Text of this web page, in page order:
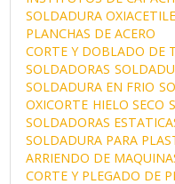
SOLDADURA
PLANCHAS DE ACERO
CORTE Y DOBLADO DE
SOLDADORAS
SOLDADURA EN FRIO
OXICORTE HIELO SECO
SOLDADORAS
SOLDADURA PARA
ARRIENDO DE
CORTE Y PLEGADO DE